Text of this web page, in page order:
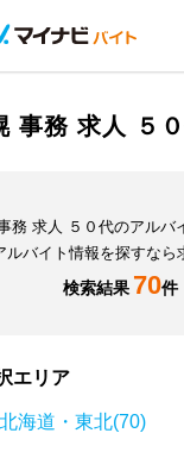
事務 求人 ５
務 求人 ５０代のアルバ
ルバイト情報を探すなら
検索結果 70件
エリア
北海道・東北(70)